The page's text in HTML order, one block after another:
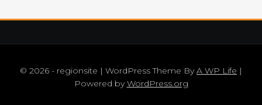
© 2026 - regionsite | WordPress Theme ByA WP Life |
Powered byWordPress.org